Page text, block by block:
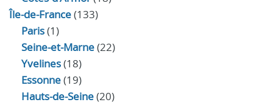
Île-de-France(133)
Paris(1)
Seine-et-Marne(22)
Yvelines(18)
Essonne(19)
Hauts-de-Seine(20)